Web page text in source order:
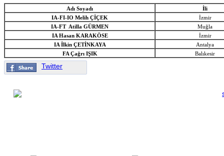
Adı Soyadı
İli
IA-FI-IO Melih ÇİÇEK
İzmir
IA-FT Atilla GÜRMEN
Muğla
IA Hasan KARAKÖSE
İzmir
IA İlkin ÇETİNKAYA
Antalya
FA Çağrı IŞIK
Balıkesir
Twitter